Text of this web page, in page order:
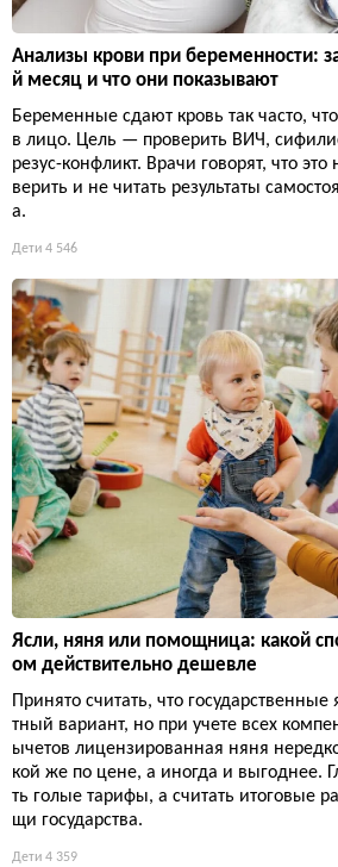
Анализы крови при беременности:
й месяц и что они показывают
Беременные сдают кровь так часто,
в лицо. Цель — проверить ВИЧ,
резус-конфликт. Врачи говорят, что
верить и не читать результаты
а.
Дети 4 546
Ясли, няня или помощница: какой
ом действительно дешевле
Принято считать, что
тный вариант, но при учете всех
ычетов лицензированная няня
кой же по цене, а иногда и выгоднее.
ть голые тарифы, а считать итоговые
щи государства.
Дети 4 359